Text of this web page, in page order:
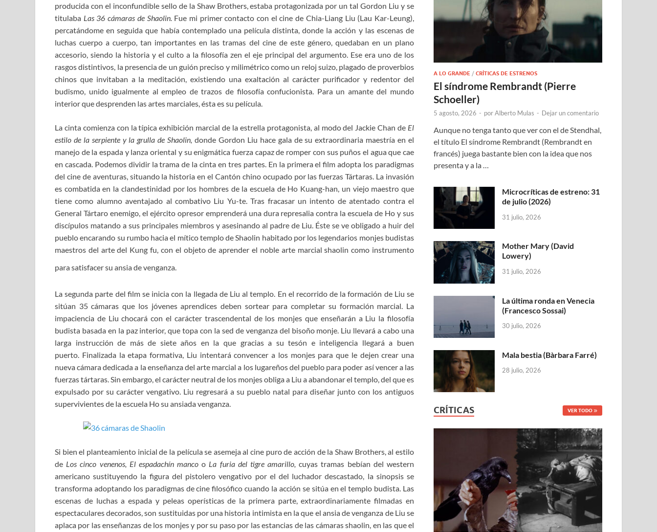
producida con el inconfundible sello de la Shaw Brothers, estaba protagonizada por un tal Gordon Liu y se
titulaba Las 36 cámaras de Shaolin. Fue mi primer contacto con el cine de Chia-Liang Liu (Lau Kar-Leung),
percatándome en seguida que había contemplado una película distinta, donde la acción y las escenas de
luchas cuerpo a cuerpo, tan importantes en las tramas del cine de este género, quedaban en un plano
accesorio, siendo la historia y el culto a la filosofía zen el eje principal del argumento. Ese era uno de los
rasgos distintivos, la presencia de un guión preciso y milimétrico como un reloj suizo, plagado de proverbios
chinos que invitaban a la meditación, existiendo una exaltación al carácter purificador y redentor del
budismo, unido igualmente al empleo de trazos de filosofía confucionista. Para un amante del mundo
interior que desprenden las artes marciales, ésta es su película.
La cinta comienza con la típica exhibición marcial de la estrella protagonista, al modo del Jackie Chan de El
estilo de la serpiente y la grulla de Shaolin,donde Gordon Liu hace gala de su extraordinaria maestría en el
manejo de la espada y lanza oriental y su enigmática fuerza capaz de romper con sus puños el agua que cae
en cascada. Podemos dividir la trama de la cinta en tres partes. En la primera el film adopta los paradigmas
del cine de aventuras, situando la historia en el Cantón chino ocupado por las fuerzas Tártaras. La invasión
es combatida en la clandestinidad por los hombres de la escuela de Ho Kuang-han, un viejo maestro que
tiene como alumno aventajado al combativo Liu Yu-te. Tras fracasar un intento de atentado contra el
General Tártaro enemigo, el ejército opresor emprenderá una dura represalia contra la escuela de Ho y sus
discípulos matando a sus principales miembros y asesinando al padre de Liu. Éste se ve obligado a huir del
pueblo encarando su rumbo hacia el mítico templo de Shaolin habitado por los legendarios monjes budistas
maestros del arte del Kung fu, con el objeto de aprender el noble arte marcial shaolin como instrumento
para satisfacer su ansia de venganza.
La segunda parte del film se inicia con la llegada de Liu al templo. En el recorrido de la formación de Liu se
sitúan 35 cámaras que los jóvenes aprendices deben sortear para completar su formación marcial. La
impaciencia de Liu chocará con el carácter trascendental de los monjes que enseñarán a Liu la filosofía
budista basada en la paz interior, que topa con la sed de venganza del bisoño monje. Liu llevará a cabo una
larga instrucción de más de siete años en la que gracias a su tesón e inteligencia llegará a buen
puerto. Finalizada la etapa formativa, Liu intentará convencer a los monjes para que le dejen crear una
nueva cámara dedicada a la enseñanza del arte marcial a los lugareños del pueblo para poder así vencer a las
fuerzas tártaras. Sin embargo, el carácter neutral de los monjes obliga a Liu a abandonar el templo, del que es
expulsado por su carácter vengativo. Liu regresará a su pueblo natal para diseñar junto con los antiguos
supervivientes de la escuela Ho su ansiada venganza.
Si bien el planteamiento inicial de la película se asemeja al cine puro de acción de la Shaw Brothers, al estilo
de Los cinco venenos, El espadachín mancoo La furia del tigre amarillo,cuyas tramas bebían del western
americano sustituyendo la figura del pistolero vengativo por el del luchador descastado, la sinopsis se
transforma adoptando los paradigmas de cine filosófico cuando la acción se sitúa en el templo budista. Las
escenas de luchas a espada y peleas operísticas de la primera parte, extraordinariamente filmadas en
espectaculares decorados, son sustituidas por una historia intimista en la que el ansia de venganza de Liu se
aplaca por las enseñanzas de los monjes y por su paso por las estancias de las cámaras shaolin, en las que el
A LO GRANDE /CRÍTICAS DE ESTRENOS
El síndrome Rembrandt (Pierre
Schoeller)
5 agosto, 2026 - porAlberto Mulas - Dejar un comentario
Aunque no tenga tanto que ver con el de Stendhal,
el título El síndrome Rembrandt (Rembrandt en
francés) juega bastante bien con la idea que nos
presenta y a la …
Microcríticas de estreno: 31
de julio (2026)
31 julio, 2026
Mother Mary (David
Lowery)
31 julio, 2026
La última ronda en Venecia
(Francesco Sossai)
30 julio, 2026
Mala bestia (Bàrbara Farré)
28 julio, 2026
CRÍTICAS VER TODO